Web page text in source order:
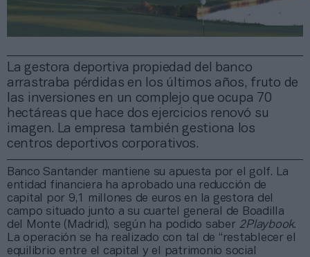
La gestora deportiva propiedad del banco
arrastraba pérdidas en los últimos años, fruto de
las inversiones en un complejo que ocupa 70
hectáreas que hace dos ejercicios renovó su
imagen. La empresa también gestiona los
centros deportivos corporativos.
Banco Santander mantiene su apuesta por el golf. La
entidad financiera ha aprobado una reducción de
capital por 9,1 millones de euros en la gestora del
campo situado junto a su cuartel general de Boadilla
del Monte (Madrid), según ha podido saber 2Playbook.
La operación se ha realizado con tal de “restablecer el
equilibrio entre el capital y el patrimonio social